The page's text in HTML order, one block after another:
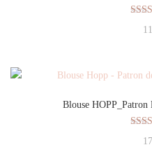
Blouse HOPP_Patron